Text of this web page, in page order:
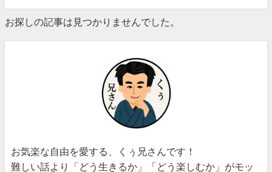
お探しの記事は見つかりませんでした。
お気楽な自由を愛する、くぅ兄さんです！
難しい話より「どう生きるか」「どう楽しむか」がモッ